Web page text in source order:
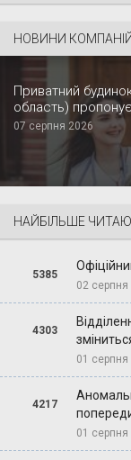
НОВИНИ КОМПАНІЙ
Приватний
область)
07 серпня 2026
НАЙБІЛЬШЕ
5385
02 серпня
4303
01 серпня
4217
01 серпня